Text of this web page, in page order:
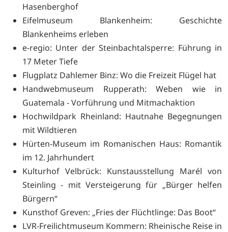
Hasenberghof
Eifelmuseum Blankenheim: Geschichte
Blankenheims erleben
e-regio: Unter der Steinbachtalsperre: Führung in
17 Meter Tiefe
Flugplatz Dahlemer Binz: Wo die Freizeit Flügel hat
Handwebmuseum Rupperath: Weben wie in
Guatemala - Vorführung und Mitmachaktion
Hochwildpark Rheinland: Hautnahe Begegnungen
mit Wildtieren
Hürten-Museum im Romanischen Haus: Romantik
im 12. Jahrhundert
Kulturhof Velbrück: Kunstausstellung Marél von
Steinling - mit Versteigerung für „Bürger helfen
Bürgern“
Kunsthof Greven: „Fries der Flüchtlinge: Das Boot“
LVR-Freilichtmuseum Kommern: Rheinische Reise in